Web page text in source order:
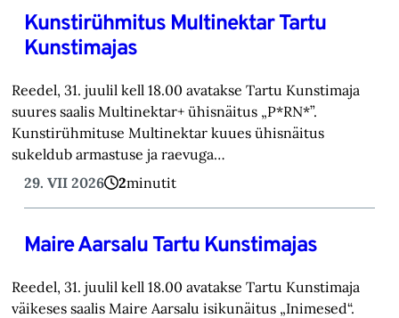
Kunstirühmitus Multinektar Tartu
Kunstimajas
Reedel, 31. juulil kell 18.00 avatakse Tartu Kunstimaja
suures saalis Multinektar+ ühisnäitus „P*RN*”.
Kunstirühmituse Multinektar kuues ühisnäitus
sukeldub armastuse ja raevuga…
29. VII 2026
2minutit
Maire Aarsalu Tartu Kunstimajas
Reedel, 31. juulil kell 18.00 avatakse Tartu Kunstimaja
väikeses saalis Maire Aarsalu isikunäitus „Inimesed“.